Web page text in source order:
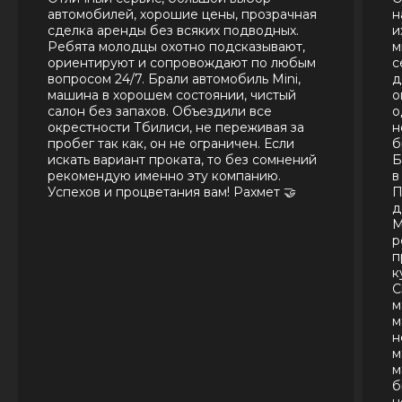
автомобилей, хорошие цены, прозрачная
сделка аренды без всяких подводных.
Ребята молодцы охотно подсказывают,
ориентируют и сопровождают по любым
вопросом 24/7. Брали автомобиль Mini,
машина в хорошем состоянии, чистый
салон без запахов. Объездили все
окрестности Тбилиси, не переживая за
пробег так как, он не ограничен. Если
искать вариант проката, то без сомнений
рекомендую именно эту компанию.
Успехов и процветания вам! Рахмет 🤝